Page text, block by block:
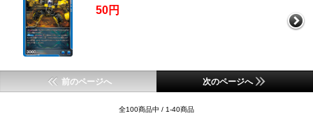
50円
前のページへ 次のページへ
全100商品中 / 1-40商品